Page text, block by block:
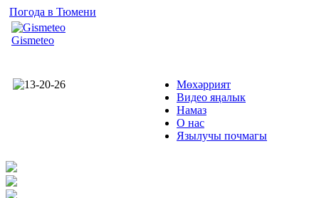
Погода в Тюмени
Gismeteo
Мөхәррият
Видео яңалык
Намаз
О нас
Язылучы почмагы